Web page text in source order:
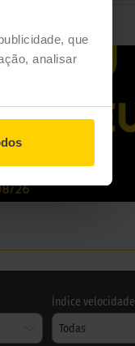
que
analisar
Índice velocidade
Todas